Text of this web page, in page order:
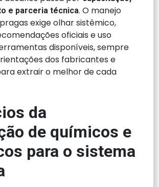
e parceria técnica. O manejo
exige olhar sistêmico,
oficiais e uso
disponíveis, sempre
dos fabricantes e
extrair o melhor de cada
da
de químicos e
para o sistema